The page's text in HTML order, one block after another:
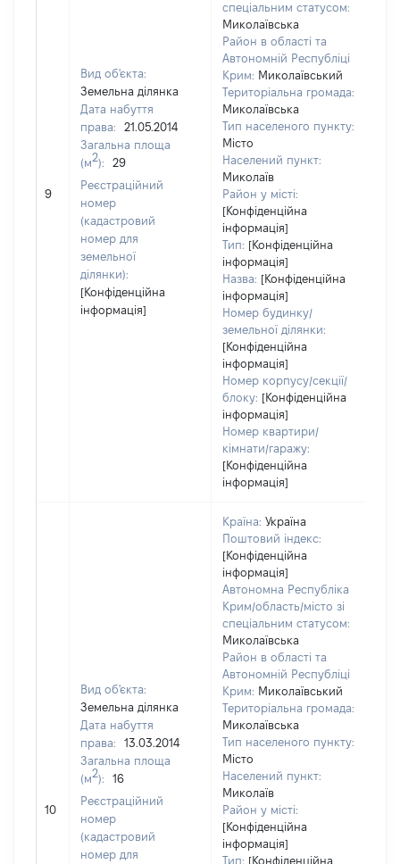
9
Вид об'єкта:
Земельна ділянка
Дата набуття
права:
21.05.2014
Загальна площа
(м2):
29
Реєстраційний
номер
(кадастровий
номер для
земельної
ділянки):
[Конфіденційна
інформація]
спеціальним статусом:
Миколаївська
Район в області та
Автономній Республіці
Крим: Миколаївський
Територіальна громада:
Миколаївська
Тип населеного пункту:
Місто
Населений пункт:
Миколаїв
Район у місті:
[Конфіденційна
інформація]
Тип: [Конфіденційна
інформація]
Назва: [Конфіденційна
інформація]
Номер будинку/
земельної ділянки:
[Конфіденційна
інформація]
Номер корпусу/секції/
блоку: [Конфіденційна
інформація]
Номер квартири/
кімнати/гаражу:
[Конфіденційна
інформація]
10
Вид об'єкта:
Земельна ділянка
Дата набуття
права:
13.03.2014
Загальна площа
(м2):
16
Реєстраційний
номер
(кадастровий
номер для
Країна: Україна
Поштовий індекс:
[Конфіденційна
інформація]
Автономна Республіка
Крим/область/місто зі
спеціальним статусом:
Миколаївська
Район в області та
Автономній Республіці
Крим: Миколаївський
Територіальна громада:
Миколаївська
Тип населеного пункту:
Місто
Населений пункт:
Миколаїв
Район у місті:
[Конфіденційна
інформація]
Тип: [Конфіденційна